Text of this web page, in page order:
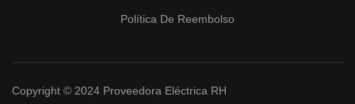
Política De Reembolso
Copyright © 2024 Proveedora Eléctrica RH